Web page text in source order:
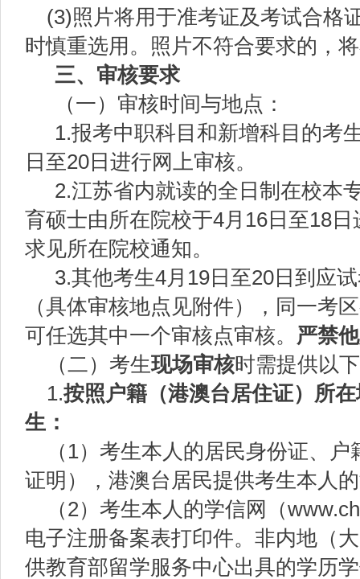
(3)照片将用于准考证及考试合格
时慎重选用。照片不符合要求的，
三、审核要求
（一）审核时间与地点：
1.报考中职科目和新增科目的考
日至20日进行网上审核。
2.江苏省内就读的全日制在校本
育硕士由所在院校于4月16日至18
求见所在院校通知。
3.其他考生4月19日至20日到应
（具体审核地点见附件），同一考
可任选其中一个审核点审核。 严禁
（二）考生现场审核时需提供以
1.按照 户籍 （港澳台居住证） 所
生：
（1）考生本人的居民身份证、
证明），港澳台居民提供考生本人
（2）考生本人的学信网（
电子注册备案表打印件。非内地（
供教育部留学服务中心出具的学历